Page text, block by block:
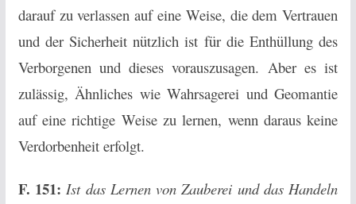
darauf zu verlassen auf eine Weise, die dem Vertrauen
und der Sicherheit nützlich ist für die Enthüllung des
Verborgenen und dieses vorauszusagen. Aber es ist
zulässig, Ähnliches wie Wahrsagerei und Geomantie
auf eine richtige Weise zu lernen, wenn daraus keine
Verdorbenheit erfolgt.
F. 151: Ist das Lernen von Zauberei und das Handeln